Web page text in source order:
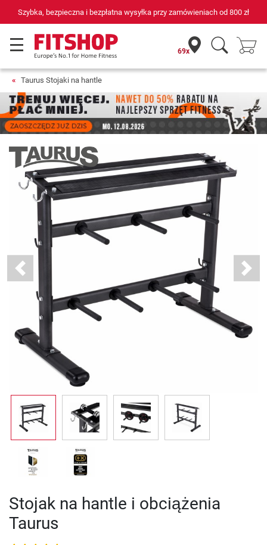
69 sklepów fitness i 75 własnych techników serwisowych
69x
Taurus Stojaki na hantle
Previous Next
Stojak na hantle i obciążenia
Taurus